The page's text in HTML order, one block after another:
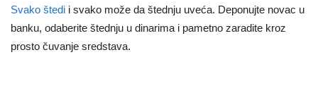
Svako štedi i svako može da štednju uveća. Deponujte novac u
banku, odaberite štednju u dinarima i pametno zaradite kroz
prosto čuvanje sredstava.